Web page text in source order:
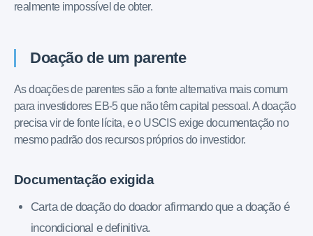
realmente impossível de obter.
Doação de um parente
As doações de parentes são a fonte alternativa mais comum
para investidores EB-5 que não têm capital pessoal. A doação
precisa vir de fonte lícita, e o USCIS exige documentação no
mesmo padrão dos recursos próprios do investidor.
Documentação exigida
Carta de doação do doador afirmando que a doação é
incondicional e definitiva.